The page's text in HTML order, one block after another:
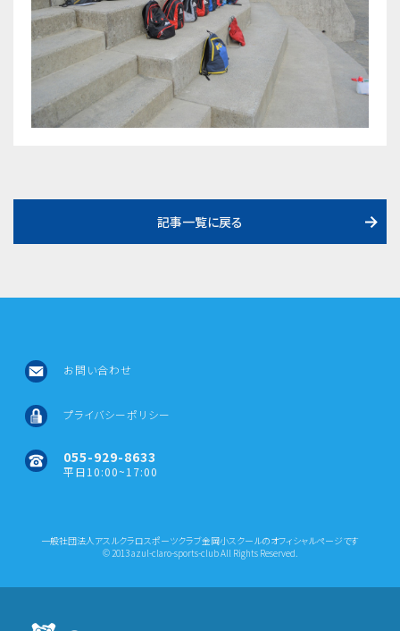
記事一覧に戻る
お問い合わせ
プライバシーポリシー
055-929-8633
平日10:00~17:00
一般社団法人アスルクラロスポーツクラブ金岡小スクールのオフィシャルページです
© 2013 azul-claro-sports-club All Rights Reserved.